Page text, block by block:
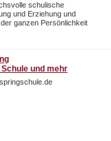
schulische
und Erziehung und
der ganzen Persönlichkeit
und mehr